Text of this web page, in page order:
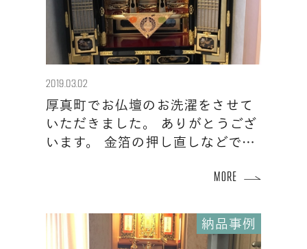
2019.03.02
厚真町でお仏壇のお洗濯をさせて
いただきました。 ありがとうござ
います。 金箔の押し直しなどで…
納品事例